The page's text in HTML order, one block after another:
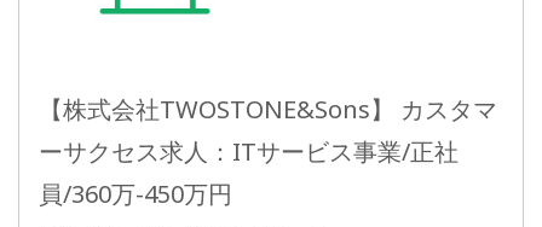
【株式会社TWOSTONE&Sons】 カスタマ
ーサクセス求人：ITサービス事業/正社
員/360万-450万円